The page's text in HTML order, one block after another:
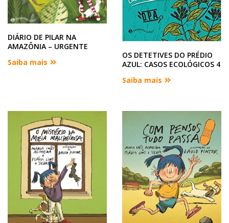
DIÁRIO DE PILAR NA
AMAZÔNIA – URGENTE
Saiba mais
OS DETETIVES DO PRÉDIO
AZUL: CASOS ECOLÓGICOS 4
Saiba mais